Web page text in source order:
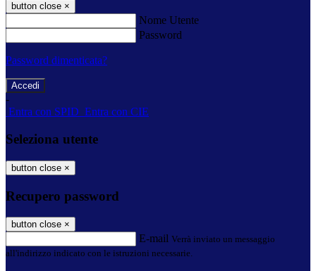
button close ×
Nome Utente
Password
Password dimenticata?
-
Entra con SPID Entra con CIE
Seleziona utente
button close ×
Recupero password
button close ×
E-mail Verrà inviato un messaggio
all'indirizzo indicato con le istruzioni necessarie.